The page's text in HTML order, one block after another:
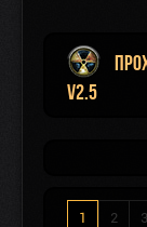
v2.5
1 2 3